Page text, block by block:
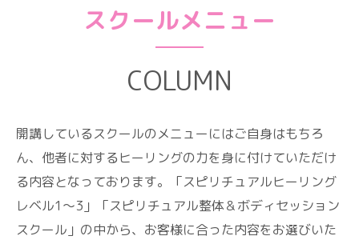
スクールメニュー
COLUMN
開講しているスクールのメニューにはご自身はもちろ
ん、他者に対するヒーリングの力を身に付けていただけ
る内容となっております。「スピリチュアルヒーリング
レベル1～3」「スピリチュアル整体＆ボディセッション
スクール」の中から、お客様に合った内容をお選びいた